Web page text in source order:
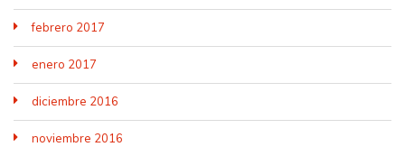
febrero 2017
enero 2017
diciembre 2016
noviembre 2016